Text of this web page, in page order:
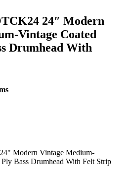
24″ Modern
Vintage Coated
Drumhead With
Modern Vintage Medium-
Bass Drumhead With Felt Strip